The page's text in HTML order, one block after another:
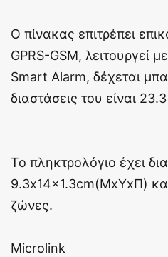
Ο πίνακας επιτρέπει
GPRS-GSM, λειτουργεί
Smart Alarm, δέχεται
διαστάσεις του είναι
Το πληκτρολόγιο έχει
9.3x14x1.3cm(ΜxΥxΠ)
ζώνες.
Microlink